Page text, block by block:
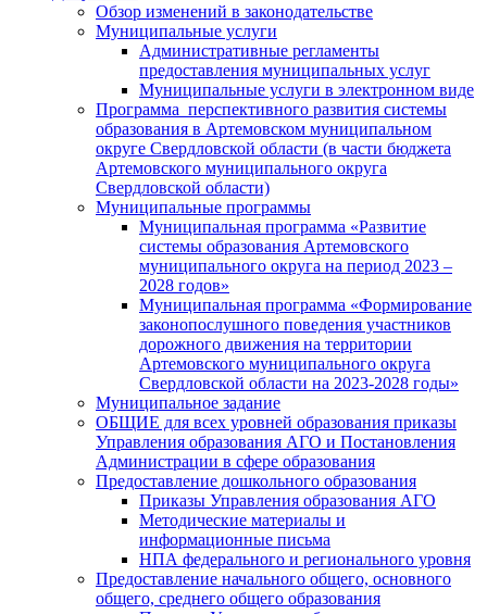
Обзор изменений в законодательстве
Муниципальные услуги
Административные регламенты
предоставления муниципальных услуг
Муниципальные услуги в электронном виде
Программа перспективного развития системы
образования в Артемовском муниципальном
округе Свердловской области (в части бюджета
Артемовского муниципального округа
Свердловской области)
Муниципальные программы
Муниципальная программа «Развитие
системы образования Артемовского
муниципального округа на период 2023 –
2028 годов»
Муниципальная программа «Формирование
законопослушного поведения участников
дорожного движения на территории
Артемовского муниципального округа
Свердловской области на 2023-2028 годы»
Муниципальное задание
ОБЩИЕ для всех уровней образования приказы
Управления образования АГО и Постановления
Администрации в сфере образования
Предоставление дошкольного образования
Приказы Управления образования АГО
Методические материалы и
информационные письма
НПА федерального и регионального уровня
Предоставление начального общего, основного
общего, среднего общего образования